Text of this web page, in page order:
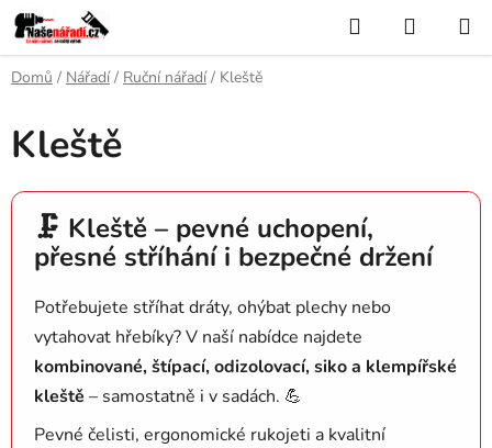
Přejít
na
obsah
Hledat
KOŠÍK
Domů / Nářadí / Ruční nářadí / Kleště
Kleště
🗜️ Kleště – pevné uchopení,
přesné stříhání i bezpečné držení
Potřebujete stříhat dráty, ohýbat plechy nebo
vytahovat hřebíky? V naší nabídce najdete
kombinované, štípací, odizolovací, siko a klempířské
kleště – samostatně i v sadách. 💪
Pevné čelisti, ergonomické rukojeti a kvalitní